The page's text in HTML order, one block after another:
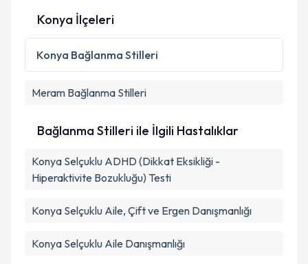
Konya İlçeleri
Konya Bağlanma Stilleri
Meram Bağlanma Stilleri
Bağlanma Stilleri ile İlgili Hastalıklar
Konya Selçuklu ADHD (Dikkat Eksikliği -
Hiperaktivite Bozukluğu) Testi
Konya Selçuklu Aile, Çift ve Ergen Danışmanlığı
Konya Selçuklu Aile Danışmanlığı